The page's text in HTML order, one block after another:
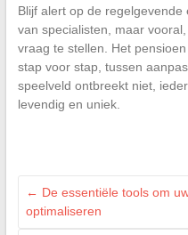
Blijf alert op de
van specialisten, maar
vraag te stellen. Het
stap voor stap, tussen
speelveld ontbreekt niet,
levendig en uniek.
← De essentiële tools om
optimaliseren